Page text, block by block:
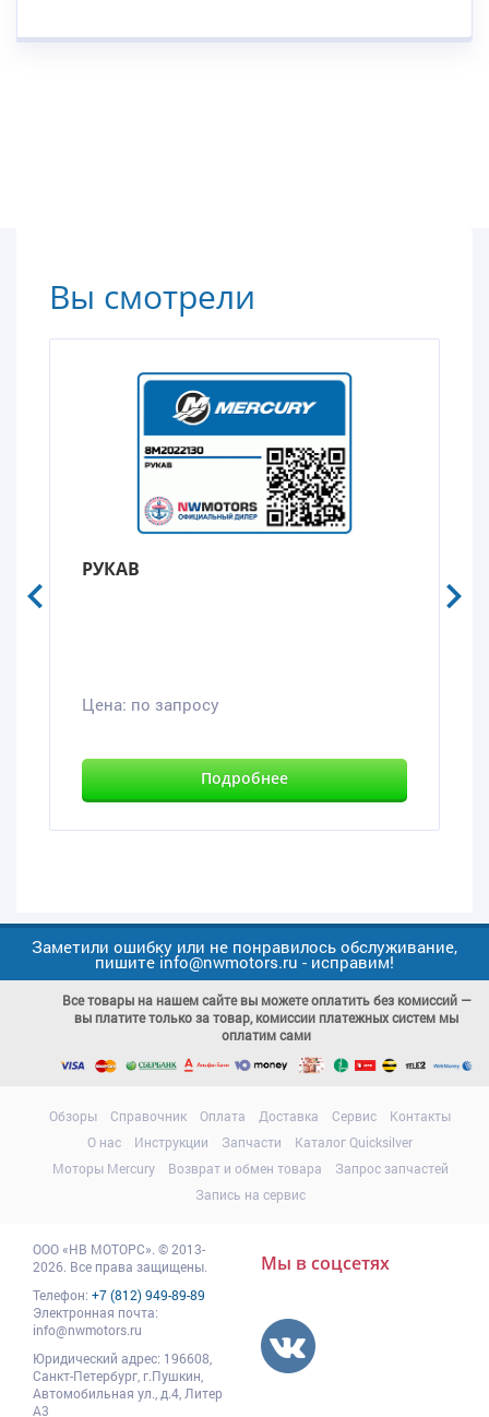
Вы смотрели
РУКАВ
Цена: по запросу
Подробнее
Заметили ошибку или не понравилось обслуживание,
пишите info@nwmotors.ru - исправим!
Все товары на нашем сайте вы можете оплатить без комиссий —
вы платите только за товар, комиссии платежных систем мы
оплатим сами
Обзоры Справочник Оплата Доставка Сервис
Контакты
О нас
Инструкции Запчасти
Каталог Quicksilver
Моторы Mercury
Возврат и обмен товара
Запрос запчастей
Запись на сервис
ООО«НВ МОТОРС» © 2013-
2026. Все права защищены.
Телефон: +7 (812) 949-89-89
Электронная почта:
info@nwmotors.ru
Юридический адрес: 196608
Санкт-Петербург, г.Пушкин
Автомобильная ул., д.4, Литер
А3
Мы в соцсетях